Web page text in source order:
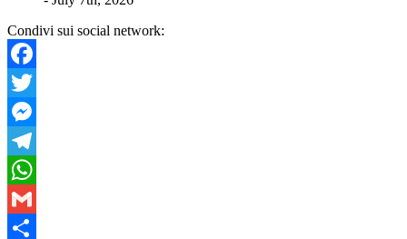
Condivi sui social network:
Facebook
Twitter
Messenger
Telegram
WhatsApp
Gmail